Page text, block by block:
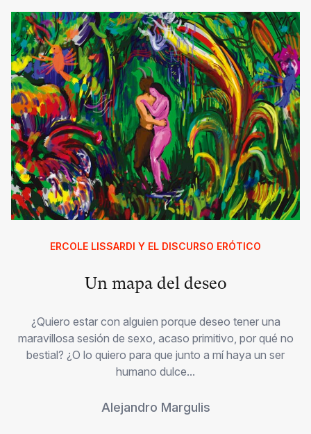
ERCOLE LISSARDI Y EL DISCURSO ERÓTICO
Un mapa del deseo
¿Quiero estar con alguien porque deseo tener una
maravillosa sesión de sexo, acaso primitivo, por qué no
bestial? ¿O lo quiero para que junto a mí haya un ser
humano dulce...
Alejandro Margulis